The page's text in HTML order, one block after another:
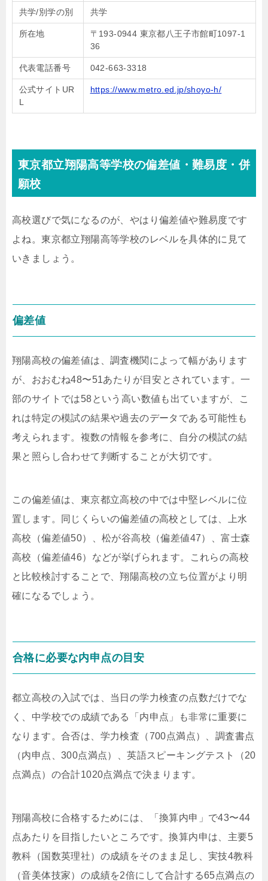
共学/別学の別 共学
所在地
〒193-0944 東京都八王子市館町1097-1
36
代表電話番号 042-663-3318
公式サイトUR
L
https://www.metro.ed.jp/shoyo-h/
東京都立翔陽高等学校の偏差値・難易度・併
願校
高校選びで気になるのが、やはり偏差値や難易度です
よね。東京都立翔陽高等学校のレベルを具体的に見て
いきましょう。
偏差値
翔陽高校の偏差値は、調査機関によって幅があります
が、おおむね48〜51あたりが目安とされています。一
部のサイトでは58という高い数値も出ていますが、こ
れは特定の模試の結果や過去のデータである可能性も
考えられます。複数の情報を参考に、自分の模試の結
果と照らし合わせて判断することが大切です。
この偏差値は、東京都立高校の中では中堅レベルに位
置します。同じくらいの偏差値の高校としては、上水
高校（偏差値50）、松が谷高校（偏差値47）、富士森
高校（偏差値46）などが挙げられます。これらの高校
と比較検討することで、翔陽高校の立ち位置がより明
確になるでしょう。
合格に必要な内申点の目安
都立高校の入試では、当日の学力検査の点数だけでな
く、中学校での成績である「内申点」も非常に重要に
なります。合否は、学力検査（700点満点）、調査書点
（内申点、300点満点）、英語スピーキングテスト（20
点満点）の合計1020点満点で決まります。
翔陽高校に合格するためには、「換算内申」で43〜44
点あたりを目指したいところです。換算内申は、主要5
教科（国数英理社）の成績をそのまま足し、実技4教科
（音美体技家）の成績を2倍にして合計する65点満点の